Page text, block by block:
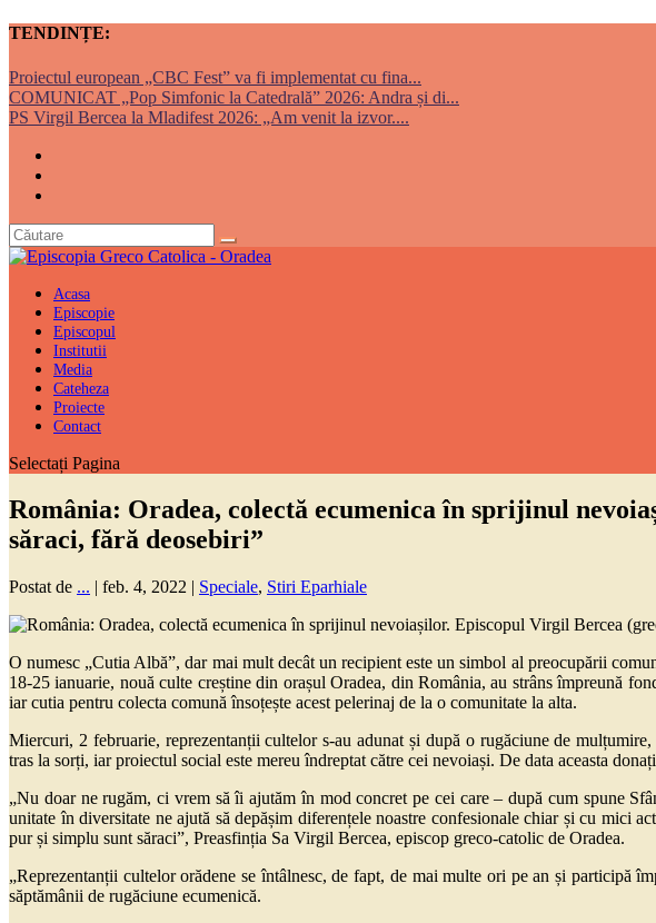
TENDINȚE:
Proiectul european „CBC Fest” va fi implementat cu fina...
COMUNICAT „Pop Simfonic la Catedrală” 2026: Andra și di...
PS Virgil Bercea la Mladifest 2026: „Am venit la izvor....
Acasa
Episcopie
Episcopul
Institutii
Media
Cateheza
Proiecte
Contact
Selectați Pagina
România: Oradea, colectă ecumenica în sprijinul
săraci, fără deosebiri”
Postat de ... | feb. 4, 2022 | Speciale, Stiri Eparhiale
O numesc „Cutia Albă”, dar mai mult decât un recipient este un simbol al preocupării
18-25 ianuarie, nouă culte creștine din orașul Oradea, din România, au strâns împreună
iar cutia pentru colecta comună însoțește acest pelerinaj de la o comunitate la alta.
Miercuri, 2 februarie, reprezentanții cultelor s-au adunat și după o rugăciune de
tras la sorți, iar proiectul social este mereu îndreptat către cei nevoiași. De data aceasta
„Nu doar ne rugăm, ci vrem să îi ajutăm în mod concret pe cei care – după cum spune
unitate în diversitate ne ajută să depășim diferențele noastre confesionale chiar și cu mici
pur și simplu sunt săraci”, Preasfinția Sa Virgil Bercea, episcop greco-catolic de Oradea.
„Reprezentanții cultelor orădene se întâlnesc, de fapt, de mai multe ori pe an și participă
săptămânii de rugăciune ecumenică.